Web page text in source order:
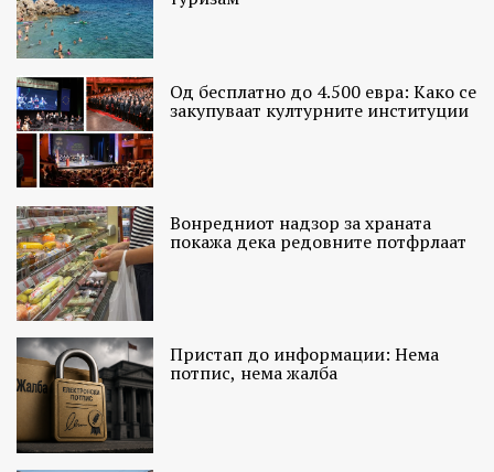
Од бесплатно до 4.500 евра: Како се
закупуваат културните институции
Вонредниот надзор за храната
покажа дека редовните потфрлаат
Пристап до информации: Нема
потпис, нема жалба